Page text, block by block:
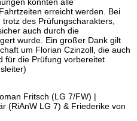
erreicht werden. Bei
des Prüfungscharakters,
auch durch die
wurde. Ein großer Dank gilt
um Florian Czinzoll, die auch
für die Prüfung vorbereitet
Fritsch (LG 7/FW) |
(RiAnW LG 7) & Friederike von